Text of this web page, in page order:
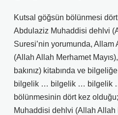
Kutsal göğsün bölünmesi
Abdulaziz Muhaddisi dehlvi
Suresi’nin yorumunda, Allam
(Allah Allah Merhamet
bakınız) kitabında ve
bilgelik … bilgelik … bilgelik
bölünmesinin dört kez
Muhaddisi dehlvi (Allah Allah